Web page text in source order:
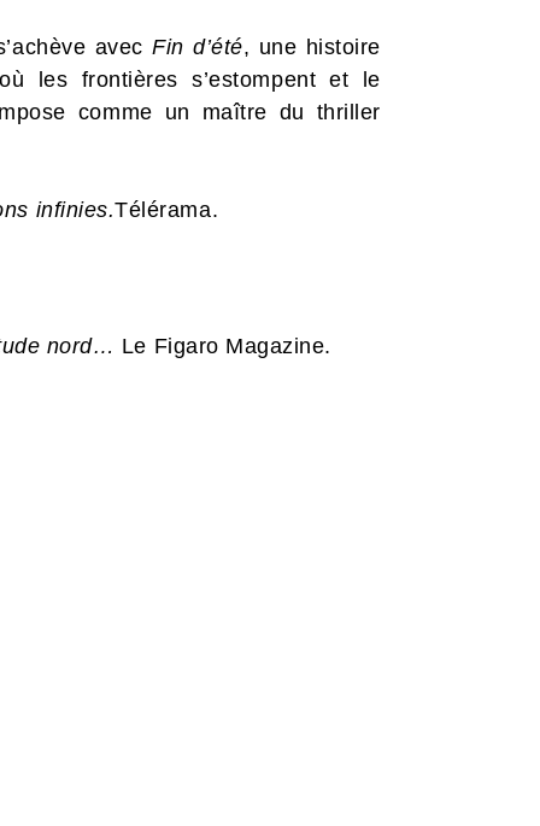
avecFin d’été, une histoire
les frontières s’estompent et le
comme un maître du thriller
infinies.Télérama.
nord… Le Figaro Magazine.